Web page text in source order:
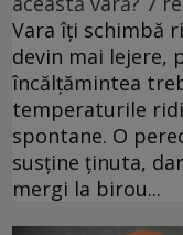
Vara îți schimbă
devin mai lejere,
încălțămintea
temperaturile
spontane. O
susține ținuta,
mergi la birou...